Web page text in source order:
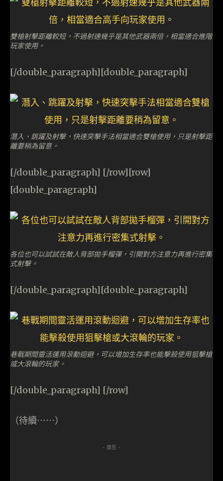
雙槍射擊距離較短，不過射速幾乎是其他武器兩倍，相當適合進階
玩家使用。
[/double_paragraph][double_paragraph]
潛入、跳躍及射擊，快速突擊手法相當適合雙槍使用，只是射擊距
離要稍為留意。
[/double_paragraph] [/row][row]
[double_paragraph]
各位也可以試試在敵人背部拋手榴彈，引開對方注意力再進行密集
式射擊。
[/double_paragraph][double_paragraph]
巷戰期間靈活運用滾動迴避，可以增加生存率也能擊殺使用狙擊槍
或大滾輪的玩家。
[/double_paragraph] [/row]
（待續⋯⋯）
- 廣告 -